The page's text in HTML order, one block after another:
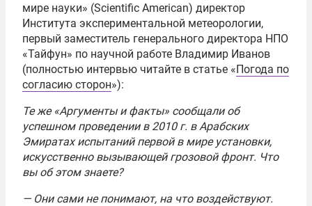
мире науки» (Scientific American) директор
Института экспериментальной метеорологии,
первый заместитель генерального директора НПО
«Тайфун» по научной работе Владимир Иванов
(полностью интервью читайте в статье «Погода по
согласию сторон»):
Те же «Аргументы и факты» сообщали об
успешном проведении в 2010 г. в Арабских
Эмиратах испытаний первой в мире установки,
искусственно вызывающей грозовой фронт. Что
вы об этом знаете?
— Они сами не понимают, на что воздействуют.